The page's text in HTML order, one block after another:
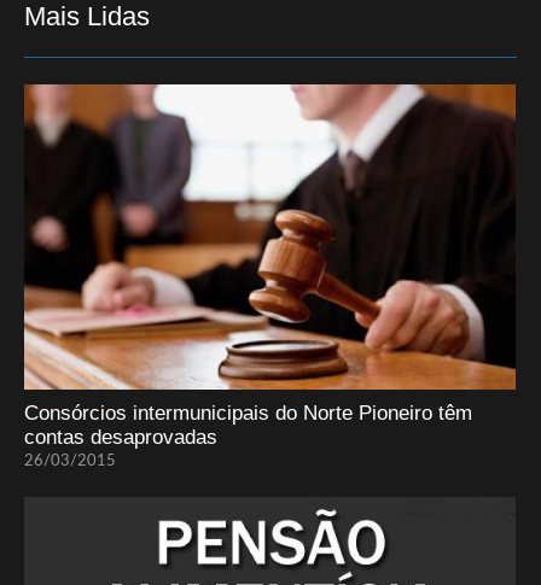
Mais Lidas
Consórcios intermunicipais do Norte Pioneiro têm
contas desaprovadas
26/03/2015